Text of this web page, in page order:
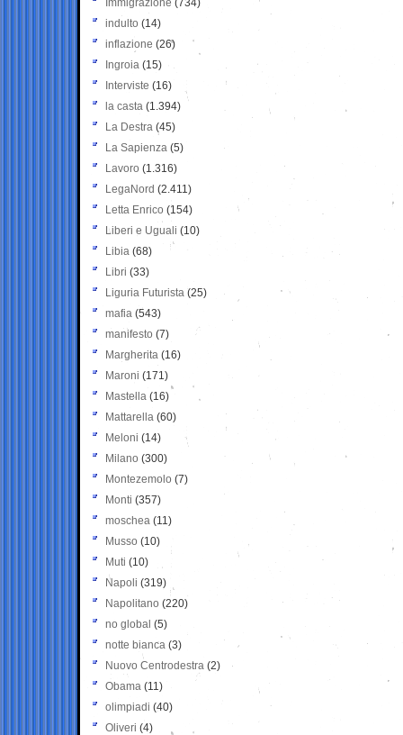
Immigrazione (734)
indulto (14)
inflazione (26)
Ingroia (15)
Interviste (16)
la casta (1.394)
La Destra (45)
La Sapienza (5)
Lavoro (1.316)
LegaNord (2.411)
Letta Enrico (154)
Liberi e Uguali (10)
Libia (68)
Libri (33)
Liguria Futurista (25)
mafia (543)
manifesto (7)
Margherita (16)
Maroni (171)
Mastella (16)
Mattarella (60)
Meloni (14)
Milano (300)
Montezemolo (7)
Monti (357)
moschea (11)
Musso (10)
Muti (10)
Napoli (319)
Napolitano (220)
no global (5)
notte bianca (3)
Nuovo Centrodestra (2)
Obama (11)
olimpiadi (40)
Oliveri (4)